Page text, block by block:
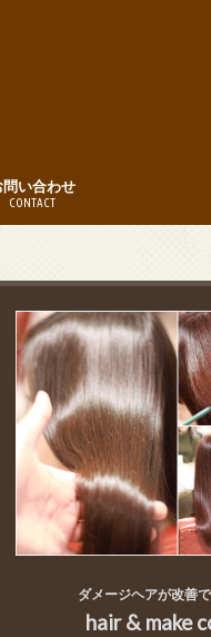
問い合わせ
CONTACT
ダメージヘアが改善
hair & make